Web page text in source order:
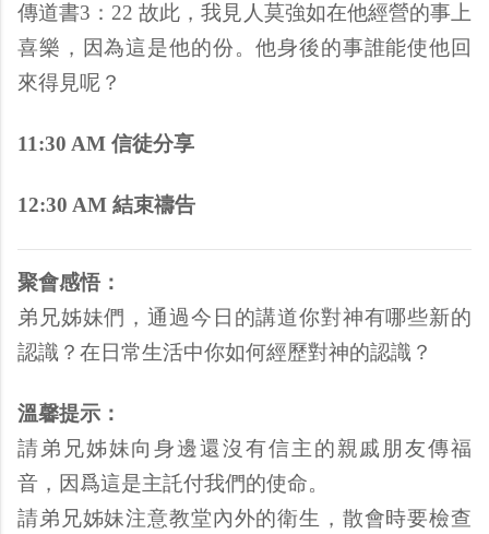
傳道書3：22 故此，我見人莫強如在他經營的事上
喜樂，因為這是他的份。他身後的事誰能使他回
來得見呢？
11:30 AM 信徒分享
12:30 AM 結束禱告
聚會感悟：
弟兄姊妹們，通過今日的講道你對神有哪些新的
認識？在日常生活中你如何經歷對神的認識？
溫馨提示：
請弟兄姊妹向身邊還沒有信主的親戚朋友傳福
音，因爲這是主託付我們的使命。
請弟兄姊妹注意教堂內外的衛生，散會時要檢查